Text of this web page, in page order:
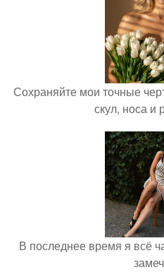
Сохраняйте мои точные
скул, носа и
В последнее время я всё